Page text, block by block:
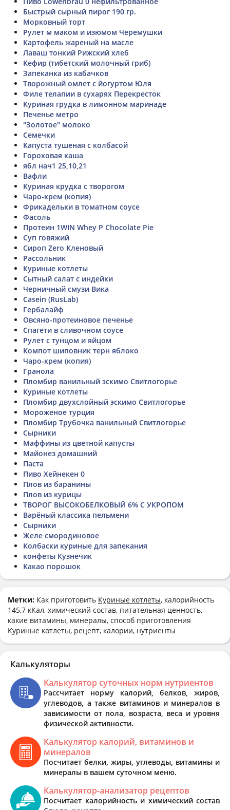
Быстрый сырный пирог 190 гр.
Морковный торт
Рулет м маком и изюмом Черемушки
Картофель жареный на масле
Лаваш тонкий Рижский хлеб
Кефир (тибетский молочный гриб)
Запеканка из кабачков
Творожный омлет с йогуртом Юля
Филе телапии в сухарях Перекресток
Куриная грудка в лимонном маринаде
Печенье метро
"Золотое" молоко
Семечки
Капуста тушеная с колбасой
Гороховая каша
ябл нач1 25,10,21
Вафли
Куриная крудка с творогом
Чаро-крем (копия)
Фрикадельки в томатном соусе
Фасоль
Протеин 1WIN Whey P Chocolate Pie
Суп говяжий
Сироп Zero Кленовый
Рассольник
Куриные котлеты
Сытный салат с индейки
Черничный смузи Вика
Casein (RusLab)
Гербалайф
Овсяно-протеиновое печенье
Спагети в сливочном соусе
Рулет с тунцом и яйцом
Компот шиповник терн яблоко
Чаро-крем (копия)
Гранола
Пломбир ванильный эскимо Свитлогорье
Куриные котлеты
Пломбир двухслойный эскимо Свитлогорье
Мороженое турция
Пломбир Трубочка ванильный Свитлогорье
Сырники
Маффины из цветной капусты
Майонез домашний
Паста
Пиво Хейнекен 0
Плов из баранины
Плов из курицы
ТВОРОГ ВЫСОКОБЕЛКОВЫЙ 6% С УКРОПОМ
Варёный классика пельмени
Сырники
Желе смородиновое
Колбаски куриные для запекания
конфеты Кузнечик
Какао порошок
Метки: Как приготовить Куриные котлеты, калорийность
145,7 кКал, химический состав, питательная ценность,
какие витамины, минералы, способ приготовления
Куриные котлеты, рецепт, калории, нутриенты
Калькуляторы
Калькулятор суточных норм нутриентов
Рассчитает норму калорий, белков, жиров,
углеводов, а также витаминов и минералов в
зависимости от пола, возраста, веса и уровня
физической активности.
Калькулятор калорий, витаминов и
минералов
Посчитает белки, жиры, углеводы, витамины и
минералы в вашем суточном меню.
Калькулятор-анализатор рецептов
Посчитает калорийность и химический состав